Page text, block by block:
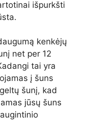
išpurkšti
kenkėjų
net per 12
tai yra
į šuns
šunį, kad
jūsų šuns